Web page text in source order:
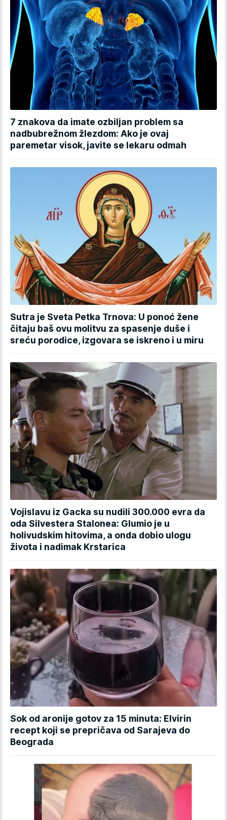
7 znakova da imate ozbiljan problem sa
nadbubrežnom žlezdom: Ako je ovaj
paremetar visok, javite se lekaru odmah
Sutra je Sveta Petka Trnova: U ponoć žene
čitaju baš ovu molitvu za spasenje duše i
sreću porodice, izgovara se iskreno i u miru
Vojislavu iz Gacka su nudili 300.000 evra da
oda Silvestera Stalonea: Glumio je u
holivudskim hitovima, a onda dobio ulogu
života i nadimak Krstarica
Sok od aronije gotov za 15 minuta: Elvirin
recept koji se prepričava od Sarajeva do
Beograda